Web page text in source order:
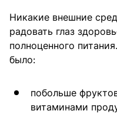
Никакие внешние
радовать глаз
полноценного
было:
побольше
витаминами